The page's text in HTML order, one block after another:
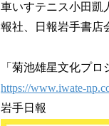
車いすテニス小田凱
報社、日報岩手書店
「菊池雄星文化プ
https://www.iwate-
岩手日報